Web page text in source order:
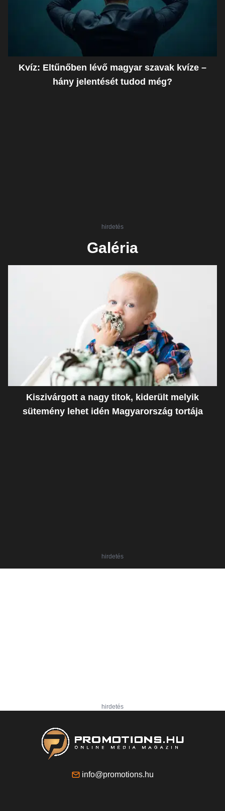
Kvíz: Eltűnőben lévő magyar szavak kvíze –
hány jelentését tudod még?
hirdetés
Galéria
Kiszivárgott a nagy titok, kiderült melyik
sütemény lehet idén Magyarország tortája
hirdetés
hirdetés
info@promotions.hu